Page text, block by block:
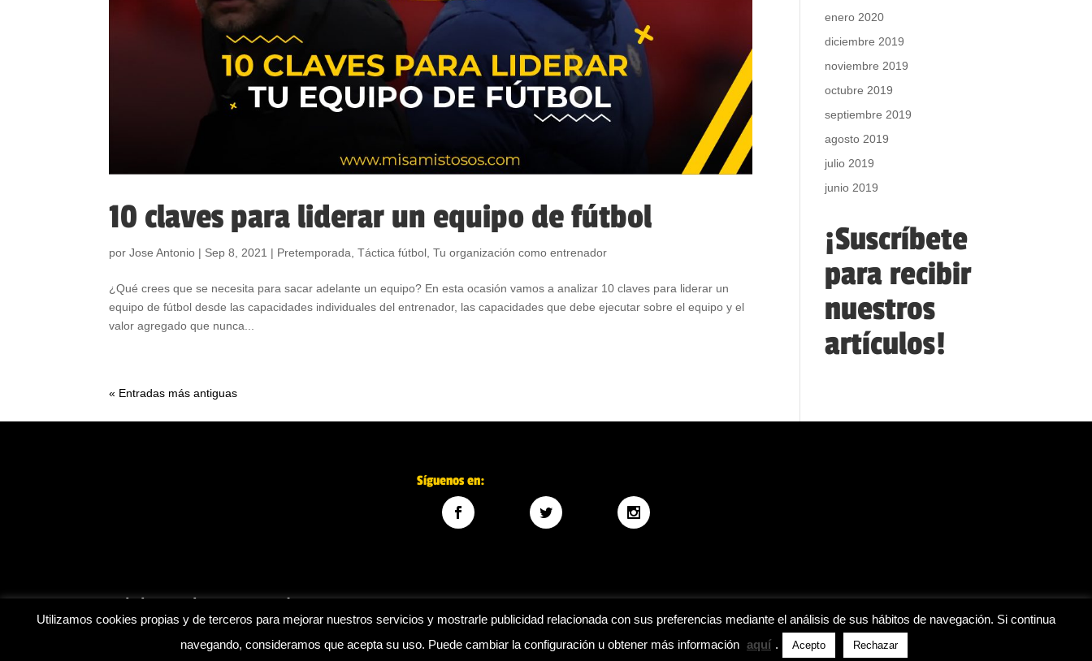
10 claves para liderar un equipo de fútbol
porJose Antonio | Sep 8, 2021 | Pretemporada ,Táctica fútbol ,Tu organización como entrenador
¿Qué crees que se necesita para sacar adelante un equipo? En esta ocasión vamos a analizar 10 claves para liderar un
equipo de fútbol desde las capacidades individuales del entrenador, las capacidades que debe ejecutar sobre el equipo y el
valor agregado que nunca...
« Entradas más antiguas
enero 2020
diciembre 2019
noviembre 2019
octubre 2019
septiembre 2019
agosto 2019
julio 2019
junio 2019
¡Suscríbete
para recibir
nuestros
artículos!
Síguenos en:
Inicio Blog Contáctanos
© Mis Amistosos. | Desarrollado porsoyfranklinr|Aviso Legal|Política de privacidad|Política de cookies
Utilizamos cookies propias y de terceros para mejorar nuestros servicios y mostrarle publicidad relacionada con sus preferencias mediante el análisis de sus hábitos de navegación. Si continua
navegando, consideramos que acepta su uso. Puede cambiar la configuración u obtener más información aquí . Acepto Rechazar